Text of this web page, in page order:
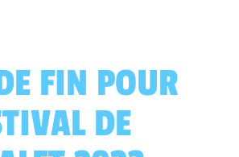
FIN POUR
DE